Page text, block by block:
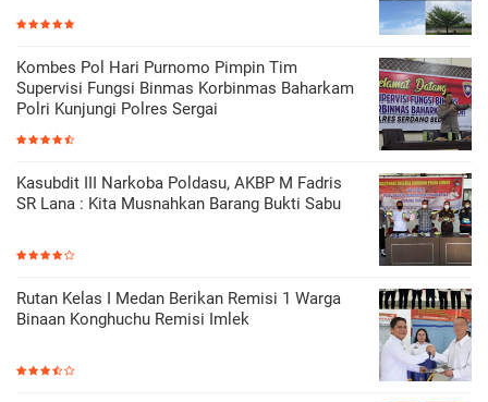
Kombes Pol Hari Purnomo Pimpin Tim
Supervisi Fungsi Binmas Korbinmas Baharkam
Polri Kunjungi Polres Sergai
Kasubdit III Narkoba Poldasu, AKBP M Fadris
SR Lana : Kita Musnahkan Barang Bukti Sabu
Rutan Kelas I Medan Berikan Remisi 1 Warga
Binaan Konghuchu Remisi Imlek